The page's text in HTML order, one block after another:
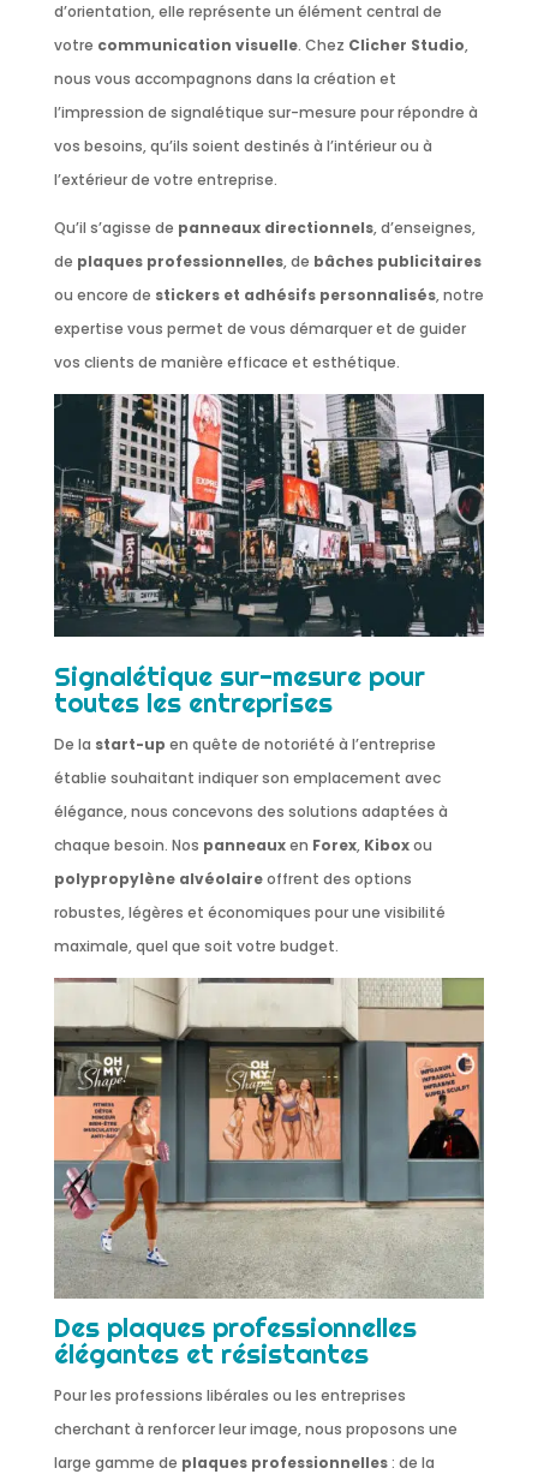
d’orientation, elle représente un élément central de
votre communication visuelle. Chez Clicher Studio,
nous vous accompagnons dans la création et
l’impression de signalétique sur-mesure pour répondre à
vos besoins, qu’ils soient destinés à l’intérieur ou à
l’extérieur de votre entreprise.
Qu’il s’agisse de panneaux directionnels, d’enseignes,
de plaques professionnelles, de bâches publicitaires
ou encore de stickers et adhésifs personnalisés, notre
expertise vous permet de vous démarquer et de guider
vos clients de manière efficace et esthétique.
Signalétique sur-mesure pour
toutes les entreprises
De la start-up en quête de notoriété à l’entreprise
établie souhaitant indiquer son emplacement avec
élégance, nous concevons des solutions adaptées à
chaque besoin. Nos panneauxen Forex, Kiboxou
polypropylène alvéolaireoffrent des options
robustes, légères et économiques pour une visibilité
maximale, quel que soit votre budget.
Des plaques professionnelles
élégantes et résistantes
Pour les professions libérales ou les entreprises
cherchant à renforcer leur image, nous proposons une
large gamme de plaques professionnelles: de la